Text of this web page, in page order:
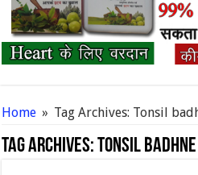
Home » Tag Archives: Tonsil
Tag Archives:Tonsil